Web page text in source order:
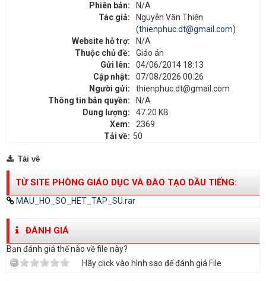
Phiên bản:
N/A
Tác giả:
Nguyễn Văn Thiện
(thienphuc.dt@gmail.com)
Website hỗ trợ:
N/A
Thuộc chủ đề:
Giáo án
Gửi lên:
04/06/2014 18:13
Cập nhật:
07/08/2026 00:26
Người gửi:
thienphuc.dt@gmail.com
Thông tin bản quyền:
N/A
Dung lượng:
47.20 KB
Xem:
2369
Tải về: 50
Tải về
TỪ SITE PHÒNG GIÁO DỤC VÀ ĐÀO TẠO DẦU TIẾNG:
MAU_HO_SO_HET_TAP_SU.rar
ĐÁNH GIÁ
Bạn đánh giá thế nào về file này?
Hãy click vào hình sao để đánh giá File